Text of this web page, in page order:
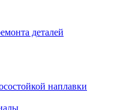
деталей
наплавки